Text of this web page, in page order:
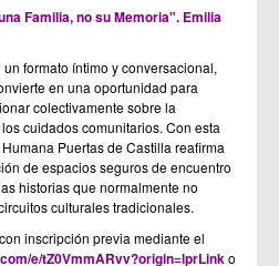
Familia, no su Memoria". Emilia
formato íntimo y conversacional,
en una oportunidad para
colectivamente sobre la
cuidados comunitarios. Con esta
Puertas de Castilla reafirma
de espacios seguros de encuentro
historias que normalmente no
culturales tradicionales.
inscripción previa mediante el
e/tZ0VmmARvv?origin=lprLinko